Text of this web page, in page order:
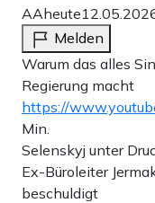
AAheute
Melden
Warum das alles
Regierung macht
https://
Min.
Selenskyj unter
Ex-Büroleiter
beschuldigt